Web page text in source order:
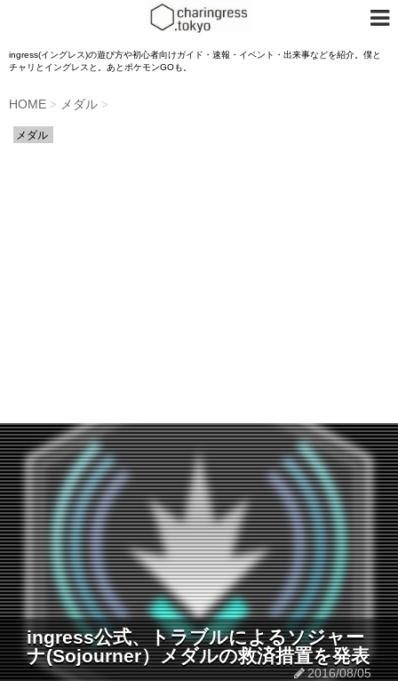
ingress(イングレス)の遊び方や初心者向けガイド・速報・イベント・出来事などを紹介。僕と
チャリとイングレスと。あとポケモンGOも。
HOME > メダル >
メダル
ingress公式、トラブルによるソジャー
ナ(Sojourner）メダルの救済措置を発表
2016/08/05